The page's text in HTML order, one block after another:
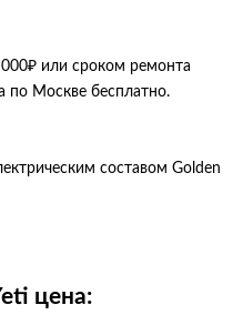
или сроком ремонта
по Москве бесплатно.
составом Golden
цена: